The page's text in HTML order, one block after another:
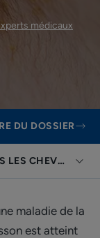
médicaux
DU DOSSIER
LES CHEVEUX ?
maladie de la
est atteint